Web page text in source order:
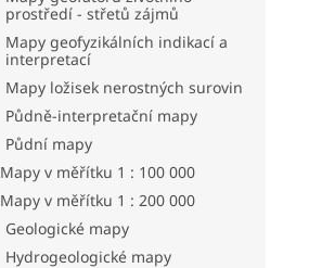
prostředí - střetů zájmů
Mapy geofyzikálních indikací a
interpretací
Mapy ložisek nerostných surovin
Půdně-interpretační mapy
Půdní mapy
Mapy v měřítku 1 : 100 000
Mapy v měřítku 1 : 200 000
Geologické mapy
Hydrogeologické mapy